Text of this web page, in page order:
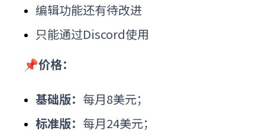
编辑功能还有待改进
只能通过Discord使用
📌价格：
基础版： 每月8美元；
标准版： 每月24美元；